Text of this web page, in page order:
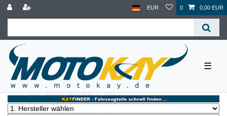
EUR 0 0,00 EUR
☰